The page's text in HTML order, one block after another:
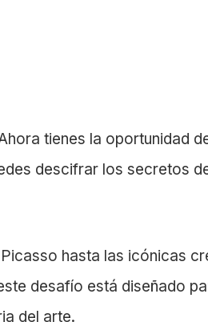
tienes la oportunidad
descifrar los secretos
hasta las icónicas
desafío está diseñado
del arte.